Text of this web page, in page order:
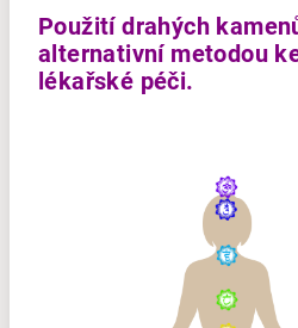
Použití drahých
alternativní metodou
lékařské péči.